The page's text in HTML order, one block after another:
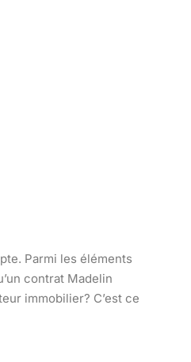
Parmi les éléments
contrat Madelin
immobilier? C’est ce